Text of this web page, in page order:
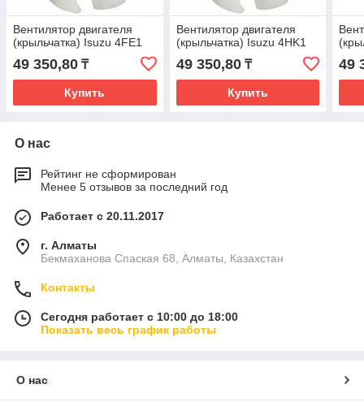
Вентилятор двигателя
(крыльчатка) Isuzu 4FE1
49 350,80 ₸
Купить
Вентилятор двигателя
(крыльчатка) Isuzu 4HK1
49 350,80₸
Купить
49
О нас
Рейтинг не сформирован
Менее 5 отзывов за последний год
Работает с 20.11.2017
г. Алматы
Бекмаханова Спаская 68, Алматы, Казахстан
Контакты
Сегодня работает с 10:00 до 18:00
Показать весь график работы
О нас